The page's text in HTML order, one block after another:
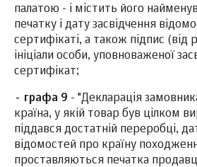
палатою - і містить його
печатку і дату засвідчення
сертифікаті, а також підпис (від
ініціали особи, уповноваженої
сертифікат;
- графа 9 - "Декларація
країна, у якій товар був цілком
піддався достатній переробці,
відомостей про країну
проставляються печатка